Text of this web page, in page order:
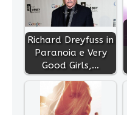
Richard Dreyfuss in
Paranoia e Very
Good Girls,…